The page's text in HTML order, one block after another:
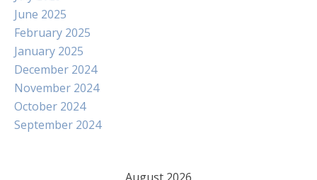
June 2025
February 2025
January 2025
December 2024
November 2024
October 2024
September 2024